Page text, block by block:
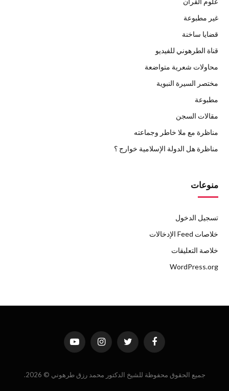
غير مطبوعة
قضايا ساخنة
قناة الطرهوني للفيديو
محاولات شعرية متواضعة
مختصر السيرة النبوية
مطبوعة
مقالات السجن
مناظرة مع ملا خاطر وجماعته
مناظرة هل الدولة الإسلامية خوارج ؟
منوعات
تسجيل الدخول
خلاصات Feed الإدخالات
خلاصة التعليقات
WordPress.org
فيسبوك تويتر الانستغراميوتيوب
جميع الحقوق محفوظة للشيخ الدكتور محمد رزق طرهوني © 2026.